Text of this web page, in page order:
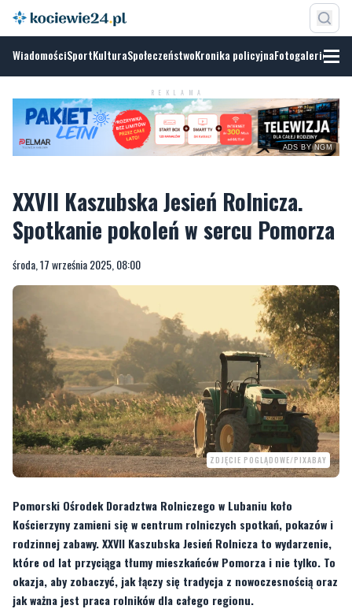
WiadomościSportKulturaSpołeczeństwoKronika policyjnaFotogalerie
REKLAMA
ADS BY NGM
XXVII Kaszubska Jesień Rolnicza.
Spotkanie pokoleń w sercu Pomorza
środa, 17 września 2025, 08:00
ZDJĘCIE POGLĄDOWE/PIXABAY
Pomorski Ośrodek Doradztwa Rolniczego w Lubaniu koło
Kościerzyny zamieni się w centrum rolniczych spotkań, pokazów i
rodzinnej zabawy. XXVII Kaszubska Jesień Rolnicza to wydarzenie,
które od lat przyciąga tłumy mieszkańców Pomorza i nie tylko. To
okazja, aby zobaczyć, jak łączy się tradycja z nowoczesnością oraz
jak ważna jest praca rolników dla całego regionu.